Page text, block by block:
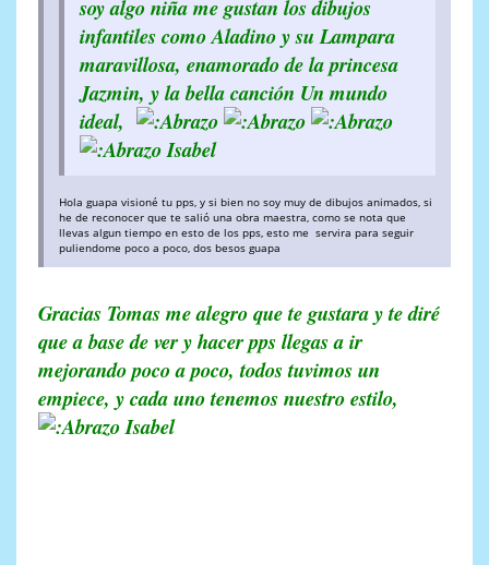
soy algo niña me gustan los dibujos
infantiles como Aladino y su Lampara
maravillosa, enamorado de la princesa
Jazmin, y la bella canción Un mundo
ideal,
Isabel
Hola guapa visioné tu pps, y si bien no soy muy de dibujos animados, si
he de reconocer que te salió una obra maestra, como se nota que
llevas algun tiempo en esto de los pps, esto me servira para seguir
puliendome poco a poco, dos besos guapa
Gracias Tomas me alegro que te gustara y te diré
que a base de ver y hacer pps llegas a ir
mejorando poco a poco, todos tuvimos un
empiece, y cada uno tenemos nuestro estilo,
Isabel